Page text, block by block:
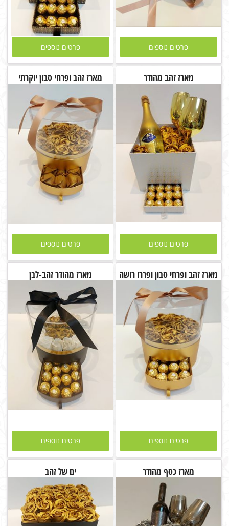
פרטים נוספים פרטים נוספים
מארז זהב מהודר
פרטים נוספים
מארז זהב ופרחי סבון יוקרתי
פרטים נוספים
מארז זהב ופרחי סבון ופררו רושה
פרטים נוספים
מארז מהודר זהב-לבן
פרטים נוספים
מארז כסף מהודר ים של זהב